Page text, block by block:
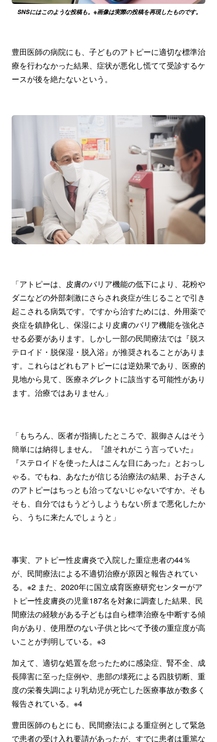
SNSにはこのような投稿も。※画像は実際の投稿を再現したものです。
豊田医師の病院にも、子どものアトピーに適切な標準治
療を行わなかった結果、症状が悪化し慌てて受診するケ
ースが後を絶たないという。
「アトピーは、皮膚のバリア機能の低下により、花粉や
ダニなどの外部刺激にさらされ炎症が生じることで引き
起こされる病気です。ですから治すためには、外用薬で
炎症を鎮静化し、保湿により皮膚のバリア機能を強化さ
せる必要があります。しかし一部の民間療法では『脱ス
テロイド・脱保湿・脱入浴』が推奨されることがありま
す。これらはどれもアトピーには逆効果であり、医療的
見地から見て、医療ネグレクトに該当する可能性があり
ます。治療ではありません」
「もちろん、医者が指摘したところで、親御さんはそう
簡単には納得しません。『誰それがこう言っていた』
『ステロイドを使った人はこんな目にあった』とおっし
ゃる。でもね、あなたが信じる治療法の結果、お子さん
のアトピーはちっとも治ってないじゃないですか。そも
そも、自分ではもうどうしようもない所まで悪化したか
ら、うちに来たんでしょうと」
事実、アトピー性皮膚炎で入院した重症患者の44％
が、民間療法による不適切治療が原因と報告されてい
る。※2 また、2020年に国立成育医療研究センターがア
トピー性皮膚炎の児童187名を対象に調査した結果、民
間療法の経験がある子どもは自ら標準治療を中断する傾
向があり、使用歴のない子供と比べて予後の重症度が高
いことが判明している。※3
加えて、適切な処置を怠ったために感染症、腎不全、成
長障害に至った症例や、患部の壊死による四肢切断、重
度の栄養失調により乳幼児が死亡した医療事故が数多く
報告されている。※4
豊田医師のもとにも、民間療法による重症例として緊急
で患者の受け入れ要請があったが、すでに患者は重篤な